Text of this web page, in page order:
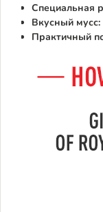
Специальная
Вкусный мусс:
Практичный